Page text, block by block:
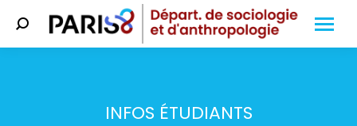
Search:
INFOS ÉTUDIANTS